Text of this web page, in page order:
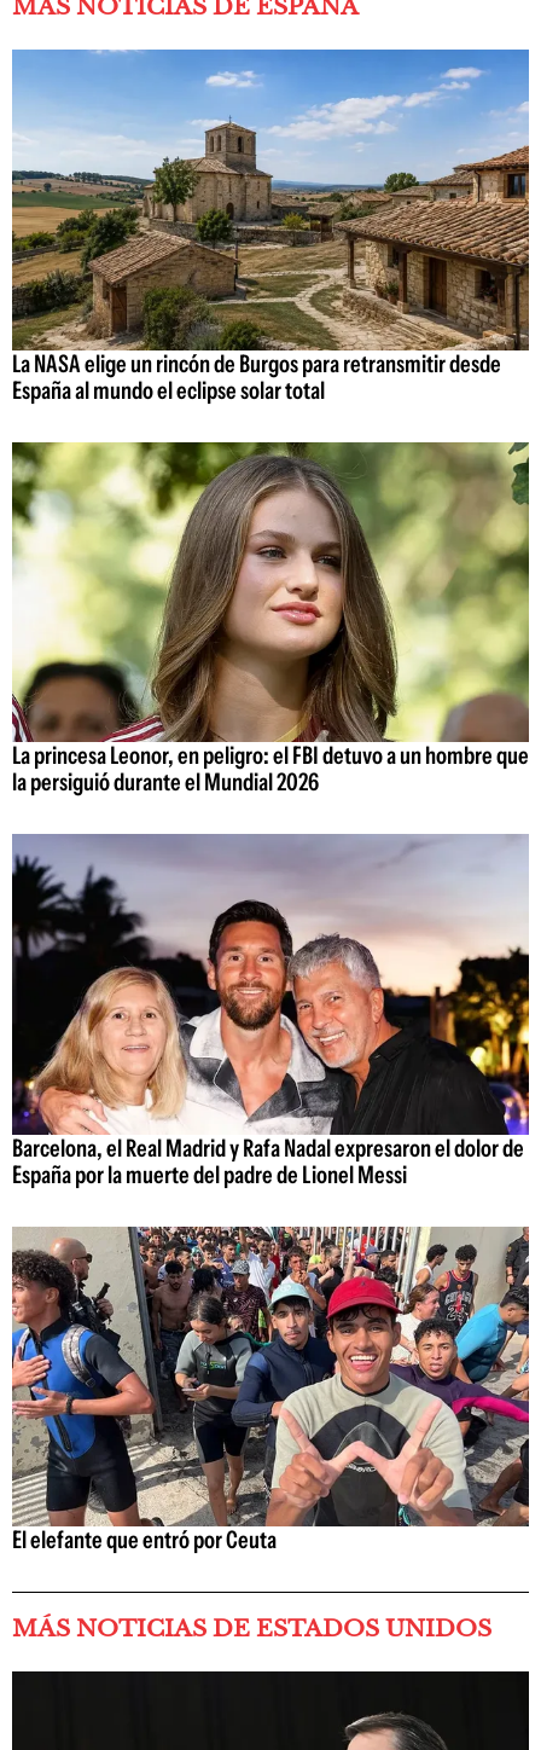
MÁS NOTICIAS DE ESPAÑA
La NASA elige un rincón de Burgos para retransmitir desde
España al mundo el eclipse solar total
La princesa Leonor, en peligro: el FBI detuvo a un hombre que
la persiguió durante el Mundial 2026
Barcelona, el Real Madrid y Rafa Nadal expresaron el dolor de
España por la muerte del padre de Lionel Messi
El elefante que entró por Ceuta
MÁS NOTICIAS DE ESTADOS UNIDOS